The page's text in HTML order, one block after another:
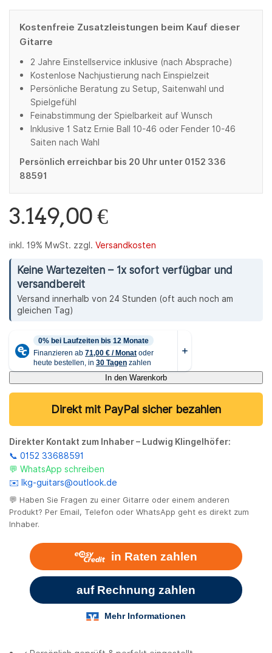
Kostenfreie Zusatzleistungen beim Kauf dieser
Gitarre
2 Jahre Einstellservice inklusive (nach Absprache)
Kostenlose Nachjustierung nach Einspielzeit
Persönliche Beratung zu Setup, Saitenwahl und
Spielgefühl
Feinabstimmung der Spielbarkeit auf Wunsch
Inklusive 1 Satz Ernie Ball 10-46 oder Fender 10-46
Saiten nach Wahl
Persönlich erreichbar bis 20 Uhr unter 0152 336
88591
3.149,00€
inkl. 19% MwSt. zzgl. Versandkosten
Keine Wartezeiten – 1x sofort verfügbar und
versandbereit
Versand innerhalb von 24 Stunden (oft auch noch am
gleichen Tag)
In den Warenkorb
Direkt mit PayPal sicher bezahlen
Direkter Kontakt zum Inhaber – Ludwig Klingelhöfer:
📞 0152 33688591
💬 WhatsApp schreiben
✉️ lkg-guitars@outlook.de
💬 Haben Sie Fragen zu einer Gitarre oder einem anderen
Produkt? Per Email, Telefon oder WhatsApp geht es direkt zum
Inhaber.